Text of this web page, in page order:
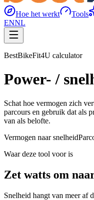
Hoe het werkt Tools
ENNL
BestBikeFit4U calculator
Power- /
Schat hoe vermogen zich
parcours en gebruik dat als
van als belofte.
Vermogen naar snelheid
Waar deze tool voor is
Zet watts om
Snelheid hangt van meer af